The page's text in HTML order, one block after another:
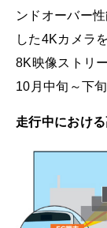
ンドオーバー
した4Kカメラ
8K映像ストリ
10月中旬～下旬
走行中におけ